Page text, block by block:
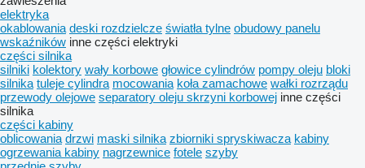
elektryka
okablowania deski rozdzielcze światła tylne obudowy panelu
wskaźników inne części elektryki
części silnika
silniki kolektory wały korbowe głowice cylindrów pompy oleju bloki
silnika tuleje cylindra mocowania koła zamachowe wałki rozrządu
przewody olejowe separatory oleju skrzyni korbowej inne części
silnika
części kabiny
oblicowania drzwi maski silnika zbiorniki spryskiwacza kabiny
ogrzewania kabiny nagrzewnice fotele szyby